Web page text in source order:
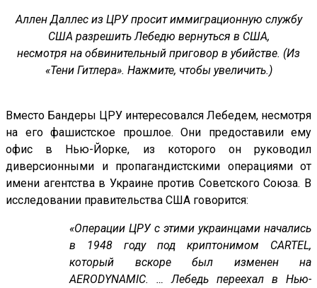
Аллен Даллес из ЦРУ просит иммиграционную службу
США разрешить Лебедю вернуться в США,
несмотря на обвинительный приговор в убийстве. (Из
«Тени Гитлера». Нажмите, чтобы увеличить.)
Вместо Бандеры ЦРУ интересовался Лебедем, несмотря
на его фашистское прошлое. Они предоставили ему
офис в Нью-Йорке, из которого он руководил
диверсионными и пропагандистскими операциями от
имени агентства в Украине против Советского Союза. В
исследовании правительства США говорится:
«Операции ЦРУ с этими украинцами начались
в 1948 году под криптонимом CARTEL,
который вскоре был изменен на
AERODYNAMIC. … Лебедь переехал в Нью-